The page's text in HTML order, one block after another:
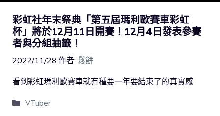
彩虹社年末祭典「第五屆瑪利歐賽車彩虹
杯」將於12月11日開賽！12月4日發表參賽
者與分組抽籤！
2022/11/28 作者: 鬆餅
看到彩虹瑪利歐賽車就有種要一年要結束了的真實感
VTuber